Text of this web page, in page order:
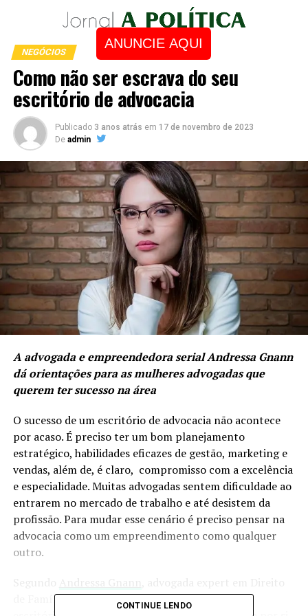
ANUNCIE AQUI
NEGÓCIOS
Como não ser escrava do seu
escritório de advocacia
Publicado 3 anos atrás em 17 de novembro de 2023
De admin
A advogada e empreendedora serial Andressa Gnann
dá orientações para as mulheres advogadas que
querem ter sucesso na área
O sucesso de um escritório de advocacia não acontece
por acaso. É preciso ter um bom planejamento
estratégico, habilidades eficazes de gestão, marketing e
vendas, além de, é claro, compromisso com a excelência
e especialidade. Muitas advogadas sentem dificuldade ao
entrarem no mercado de trabalho e até desistem da
profissão. Para mudar esse cenário é preciso pensar na
advocacia como um empreendimento como qualquer
outro.
de Família para mulheres e sócia fundadora do
CONTINUE LENDO